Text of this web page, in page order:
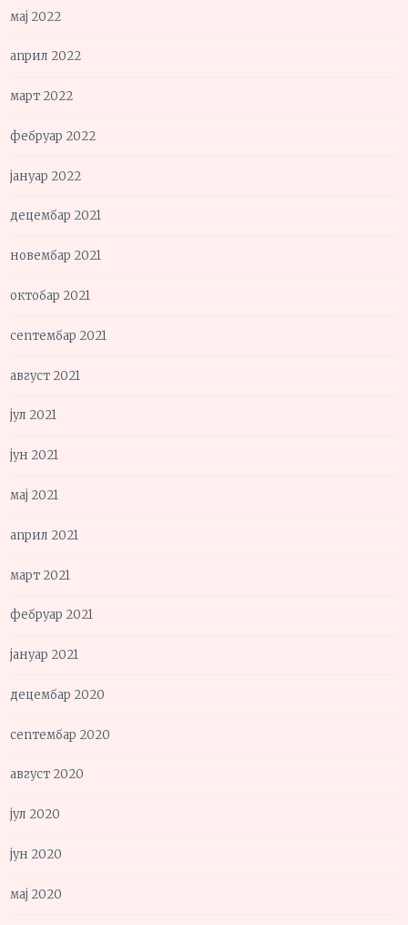
мај 2022
април 2022
март 2022
фебруар 2022
јануар 2022
децембар 2021
новембар 2021
октобар 2021
септембар 2021
август 2021
јул 2021
јун 2021
мај 2021
април 2021
март 2021
фебруар 2021
јануар 2021
децембар 2020
септембар 2020
август 2020
јул 2020
јун 2020
мај 2020